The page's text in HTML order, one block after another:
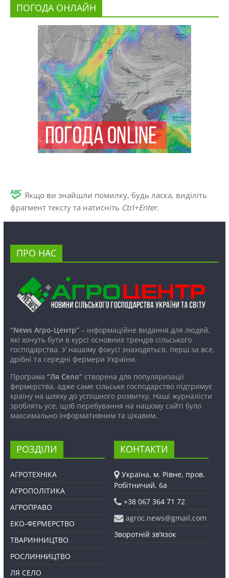
ПОГОДА ОНЛАЙН
Якщо ви знайшли помилку, будь ласка, виділіть
фрагмент тексту та натисніть Ctrl+Enter.
ПРО НАС
“News Агро-Центр”– інформаційне видання для людей,
які хочуть бути в курсі основних трендів сільського
господарства. У нашому фокусі знаходяться, перш за все,
дрібні та середні фермери України.
Програма “Ля Село”створена для популяризації
фермерства, адже саме сільське господарство підтримує
країну на шляху до успішного розвитку. Наші журналісти
зроблять усе, щоб перебування на нашому сайті було
максимально інформативним та цікавим.
РОЗДІЛИ
АГРОТЕХНІКА
АГРОПОЛІТИКА
АГРОПРАВО
ЕКО-ФЕРМЕРСТВО
ТВАРИННИЦТВО
РОСЛИННИЦТВО
ЛЯ СЕЛО
КОНТАКТИ
Україна, м. Рівне, пров.
Робітничий, 6а
+38 067 364 71 72
agroc.news@gmail.com
Зворотній зв’язок